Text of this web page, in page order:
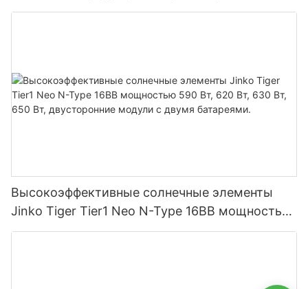
MPPT-контроллером, возможность
Высокоэффективные солнечные элементы
Jinko Tiger Tier1 Neo N-Type 16BB мощностью
590 Вт, 620 Вт, 630 Вт, 650 Вт, двусторонние